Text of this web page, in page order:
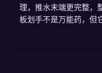
理，推水末端更完整，
板划手不是万能药，但